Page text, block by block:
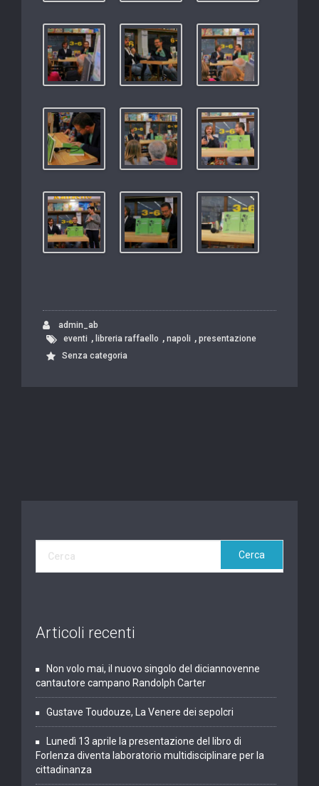
admin_ab
eventi , libreria raffaello , napoli , presentazione
Senza categoria
Articoli recenti
Non volo mai, il nuovo singolo del diciannovenne
cantautore campano Randolph Carter
Gustave Toudouze, La Venere dei sepolcri
Lunedì 13 aprile la presentazione del libro di
Forlenza diventa laboratorio multidisciplinare per la
cittadinanza